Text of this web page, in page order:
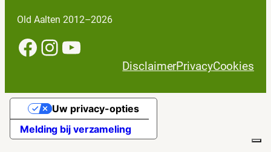
Old Aalten 2012–2026
Facebook InstagramYouTube
DisclaimerPrivacyCookies
Melding bij verzameling
Uw privacy-opties